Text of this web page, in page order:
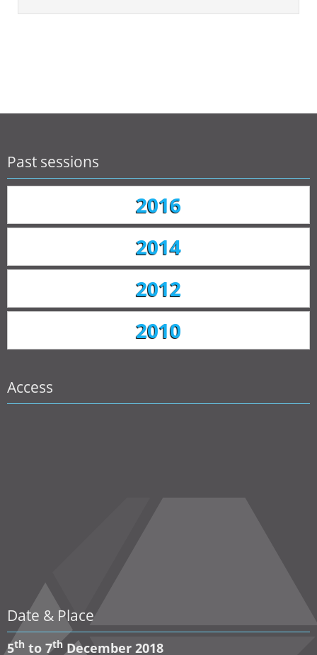
Past sessions
2016
2014
2012
2010
Access
Date & Place
5th to 7th December 2018